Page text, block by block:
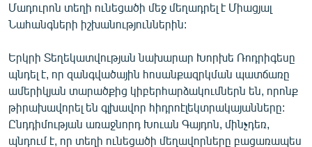
«Ազատության» բոլոր կայքերը
Մադուրոն տեղի ունեցածի մեջ մեղադրել է Միացյալ
Նահանգների իշխանություններին:
Երկրի Տեղեկատվության նախարար Խորխե Ռոդրիգեսը
պնդել է, որ զանգվածային հոսանքազրկման պատճառը
ամերիկյան տարածքից կիբերհարձակումներն են, որոնք
թիրախավորել են գլխավոր հիդրոէլեկտրակայանները:
Ընդդիմության առաջնորդ Խուան Գայդոն, մինչդեռ,
պնդում է, որ տեղի ունեցածի մեղավորները բացառապես